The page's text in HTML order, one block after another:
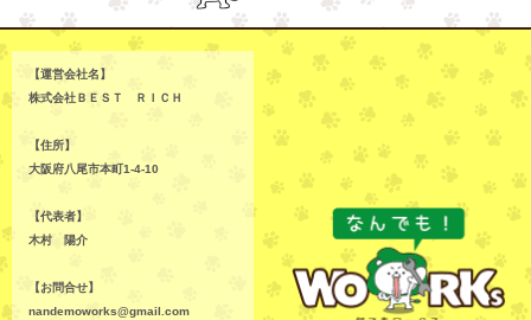
【運営会社名】
株式会社ＢＥＳＴ ＲＩＣＨ
【住所】
大阪府八尾市本町1-4-10
【代表者】
木村 陽介
【お問合せ】
nandemoworks@gmail.com